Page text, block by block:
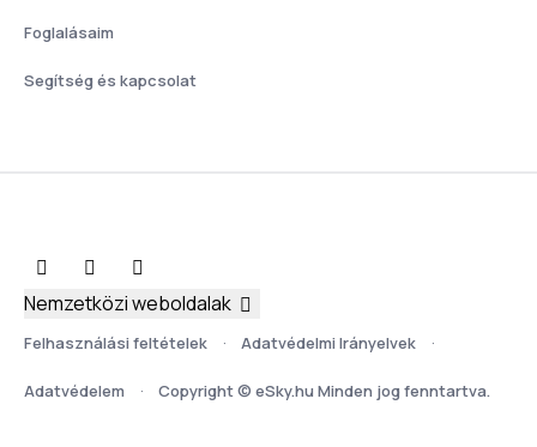
Foglalásaim
Segítség és kapcsolat
Felhasználási feltételek Adatvédelmi Irányelvek
Adatvédelem Copyright © eSky.hu Minden jog fenntartva.
Nemzetközi weboldalak